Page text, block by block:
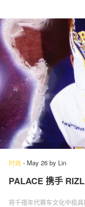
时尚 - May 26 by Lin
PALACE 携手
将千禧年代赛车文化中极